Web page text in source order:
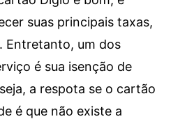
suas principais taxas,
Entretanto, um dos
é sua isenção de
a respota se o cartão
é que não existe a